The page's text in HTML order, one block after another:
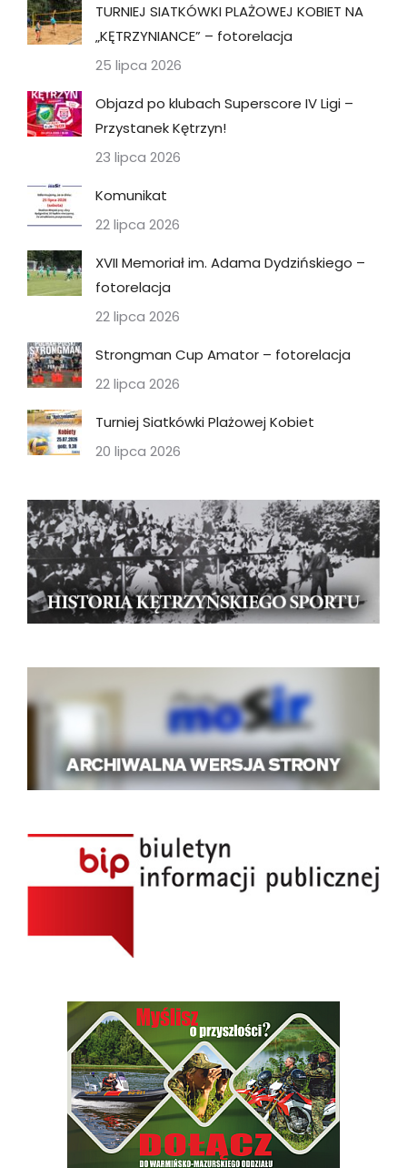
TURNIEJ SIATKÓWKI PLAŻOWEJ KOBIET NA
„KĘTRZYNIANCE” – fotorelacja
25 lipca 2026
Objazd po klubach Superscore IV Ligi –
Przystanek Kętrzyn!
23 lipca 2026
Komunikat
22 lipca 2026
XVII Memoriał im. Adama Dydzińskiego –
fotorelacja
22 lipca 2026
Strongman Cup Amator – fotorelacja
22 lipca 2026
Turniej Siatkówki Plażowej Kobiet
20 lipca 2026